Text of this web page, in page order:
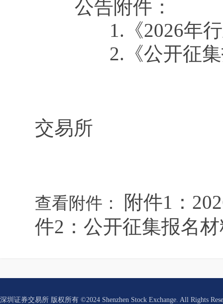
公告附件：
1.《2026年行政
2.《公开征集
交易所
查看附件：
附件1：
件2：公开征集报名材
深圳证券交易所 版权所有 ©2024 Shenzhen Stock Exchange. All Rights